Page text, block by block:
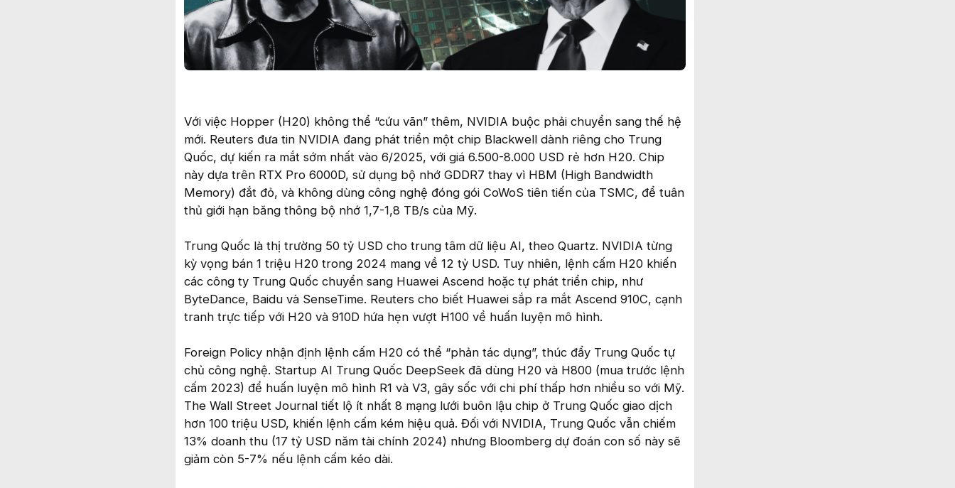
Với việc Hopper (H20) không thể “cứu vãn” thêm, NVIDIA buộc phải chuyển sang thế hệ
mới. Reuters đưa tin NVIDIA đang phát triển một chip Blackwell dành riêng cho Trung
Quốc, dự kiến ra mắt sớm nhất vào 6/2025, với giá 6.500-8.000 USD rẻ hơn H20. Chip
này dựa trên RTX Pro 6000D, sử dụng bộ nhớ GDDR7 thay vì HBM (High Bandwidth
Memory) đắt đỏ, và không dùng công nghệ đóng gói CoWoS tiên tiến của TSMC, để tuân
thủ giới hạn băng thông bộ nhớ 1,7-1,8 TB/s của Mỹ.
Trung Quốc là thị trường 50 tỷ USD cho trung tâm dữ liệu AI, theo Quartz. NVIDIA từng
kỳ vọng bán 1 triệu H20 trong 2024 mang về 12 tỷ USD. Tuy nhiên, lệnh cấm H20 khiến
các công ty Trung Quốc chuyển sang Huawei Ascend hoặc tự phát triển chip, như
ByteDance, Baidu và SenseTime. Reuters cho biết Huawei sắp ra mắt Ascend 910C, cạnh
tranh trực tiếp với H20 và 910D hứa hẹn vượt H100 về huấn luyện mô hình.
Foreign Policy nhận định lệnh cấm H20 có thể “phản tác dụng”, thúc đẩy Trung Quốc tự
chủ công nghệ. Startup AI Trung Quốc DeepSeek đã dùng H20 và H800 (mua trước lệnh
cấm 2023) để huấn luyện mô hình R1 và V3, gây sốc với chi phí thấp hơn nhiều so với Mỹ.
The Wall Street Journal tiết lộ ít nhất 8 mạng lưới buôn lậu chip ở Trung Quốc giao dịch
hơn 100 triệu USD, khiến lệnh cấm kém hiệu quả. Đối với NVIDIA, Trung Quốc vẫn chiếm
13% doanh thu (17 tỷ USD năm tài chính 2024) nhưng Bloomberg dự đoán con số này sẽ
giảm còn 5-7% nếu lệnh cấm kéo dài.